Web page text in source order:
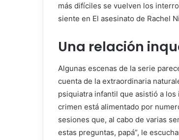
más difíciles se vuelven los
siente en El asesinato de Rachel
Una relación
Algunas escenas de la serie
cuenta de la extraordinaria
psiquiatra infantil que asistió a
crimen está alimentado por
sesiones que, al cabo de varias
estas preguntas, papá”, le